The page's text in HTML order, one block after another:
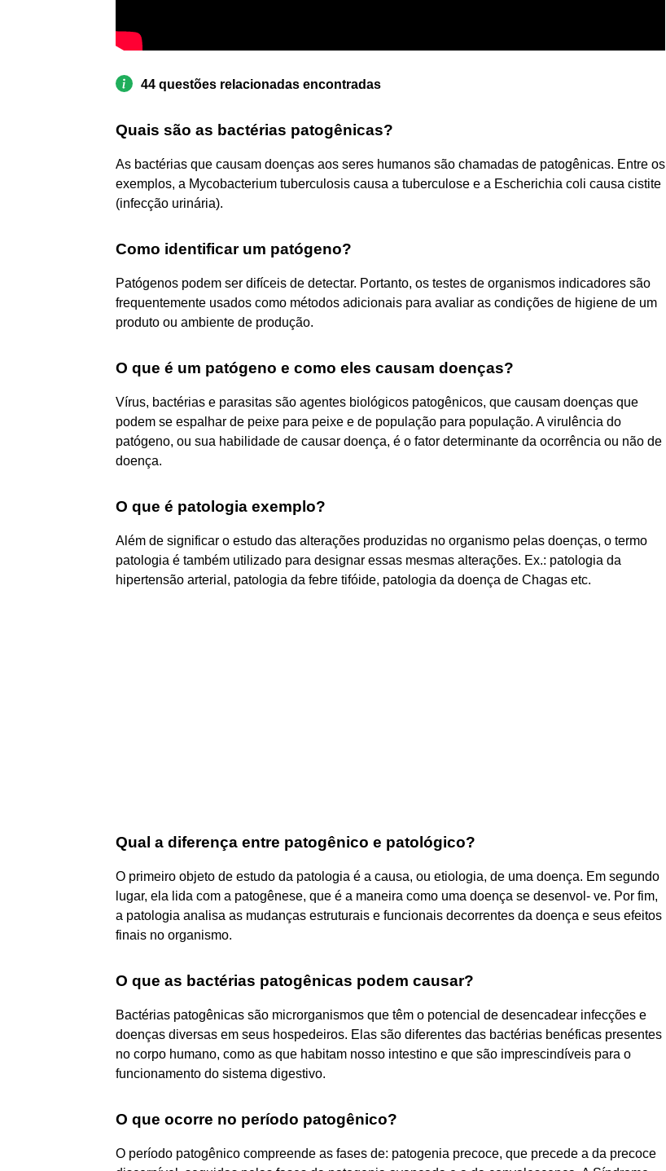
44 questões relacionadas encontradas
Quais são as bactérias patogênicas?
As bactérias que causam doenças aos seres humanos são chamadas de patogênicas. Entre os
exemplos, a Mycobacterium tuberculosis causa a tuberculose e a Escherichia coli causa cistite
(infecção urinária).
Como identificar um patógeno?
Patógenos podem ser difíceis de detectar. Portanto, os testes de organismos indicadores são
frequentemente usados como métodos adicionais para avaliar as condições de higiene de um
produto ou ambiente de produção.
O que é um patógeno e como eles causam doenças?
Vírus, bactérias e parasitas são agentes biológicos patogênicos, que causam doenças que
podem se espalhar de peixe para peixe e de população para população. A virulência do
patógeno, ou sua habilidade de causar doença, é o fator determinante da ocorrência ou não de
doença.
O que é patologia exemplo?
Além de significar o estudo das alterações produzidas no organismo pelas doenças, o termo
patologia é também utilizado para designar essas mesmas alterações. Ex.: patologia da
hipertensão arterial, patologia da febre tifóide, patologia da doença de Chagas etc.
Qual a diferença entre patogênico e patológico?
O primeiro objeto de estudo da patologia é a causa, ou etiologia, de uma doença. Em segundo
lugar, ela lida com a patogênese, que é a maneira como uma doença se desenvol- ve. Por fim,
a patologia analisa as mudanças estruturais e funcionais decorrentes da doença e seus efeitos
finais no organismo.
O que as bactérias patogênicas podem causar?
Bactérias patogênicas são microrganismos que têm o potencial de desencadear infecções e
doenças diversas em seus hospedeiros. Elas são diferentes das bactérias benéficas presentes
no corpo humano, como as que habitam nosso intestino e que são imprescindíveis para o
funcionamento do sistema digestivo.
O que ocorre no período patogênico?
O período patogênico compreende as fases de: patogenia precoce, que precede a da precoce